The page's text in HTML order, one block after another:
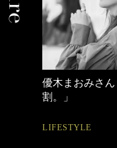
働く女性のバ